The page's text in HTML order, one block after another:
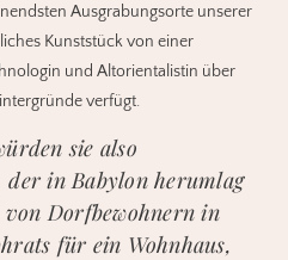
Ausgrabungsorte unserer
Kunststück von einer
und Altorientalistin über
verfügt.
sie also
der in Babylon herumlag
Dorfbewohnern in
für ein Wohnhaus,